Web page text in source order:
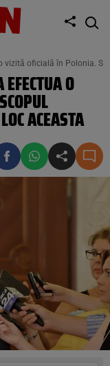
vizită oficială în Polonia.
O
ACEASTA